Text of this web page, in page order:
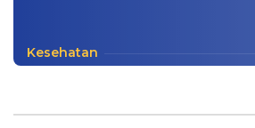
Kesehatan